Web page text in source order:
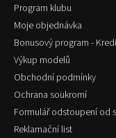
Program klubu
Moje objednávka
Bonusový program -
Výkup modelů
Obchodní podmínky
Ochrana soukromí
Formulář odstoupení od
Reklamační list